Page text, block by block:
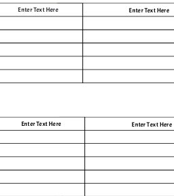
Enter Text Here
Enter Text Here
Enter Text Here
Enter Text Here